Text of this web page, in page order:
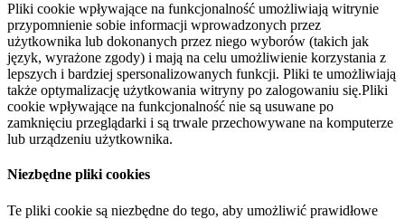
Pliki cookie wpływające na funkcjonalność umożliwiają witrynie
przypomnienie sobie informacji wprowadzonych przez
użytkownika lub dokonanych przez niego wyborów (takich jak
język, wyrażone zgody) i mają na celu umożliwienie korzystania z
lepszych i bardziej spersonalizowanych funkcji. Pliki te umożliwiają
także optymalizację użytkowania witryny po zalogowaniu się.Pliki
cookie wpływające na funkcjonalność nie są usuwane po
zamknięciu przeglądarki i są trwale przechowywane na komputerze
lub urządzeniu użytkownika.
Niezbędne pliki cookies
Te pliki cookie są niezbędne do tego, aby umożliwić prawidłowe